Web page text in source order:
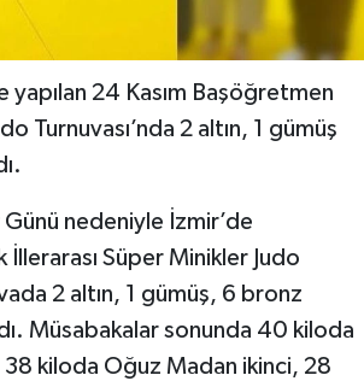
yapılan 24 Kasım Başöğretmen
Turnuvası’nda 2 altın, 1 gümüş
nedeniyle İzmir’de
Süper Minikler Judo
2 altın, 1 gümüş, 6 bronz
Müsabakalar sonunda 40 kiloda
kiloda Oğuz Madan ikinci, 28